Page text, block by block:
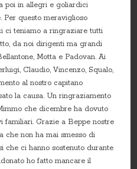
poi in allegri e goliardici
Per questo meraviglioso
ci teniamo a ringraziare tutti
da noi dirigenti ma grandi
Motta e Padovan. Ai
Claudio, Vincenzo, Squalo,
al nostro capitano
la causa. Un ringraziamento
che dicembre ha dovuto
familiari. Grazie a Beppe nostre
che non ha mai smesso di
che ci hanno sostenuto durante
ho fatto mancare il